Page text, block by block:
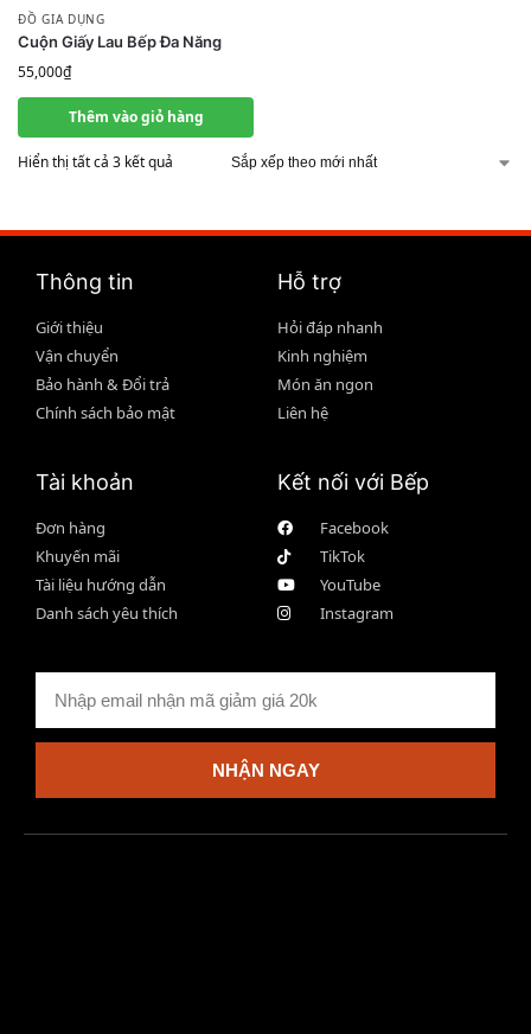
ĐỒ GIA DỤNG
Cuộn Giấy Lau Bếp Đa Năng
55,000₫
Thêm vào giỏ hàng
Hiển thị tất cả 3 kết quả
Thông tin
Giới thiệu
Vận chuyển
Bảo hành & Đổi trả
Chính sách bảo mật
Hỗ trợ
Hỏi đáp nhanh
Kinh nghiệm
Món ăn ngon
Liên hệ
Tài khoản
Đơn hàng
Khuyến mãi
Tài liệu hướng dẫn
Danh sách yêu thích
Kết nối với Bếp
Facebook
TikTok
YouTube
Instagram
NHẬN NGAY